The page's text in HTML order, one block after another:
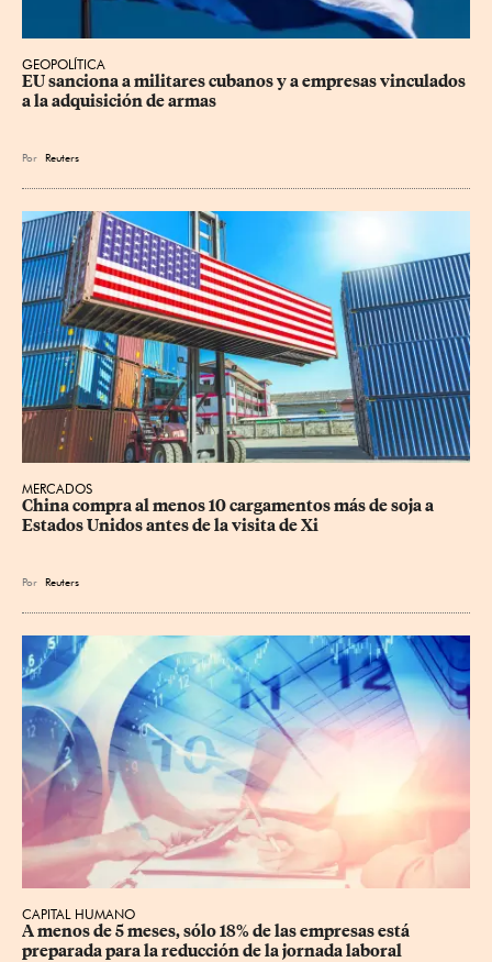
GEOPOLÍTICA
EU sanciona a militares cubanos y a empresas vinculados
a la adquisición de armas
Por Reuters
MERCADOS
China compra al menos 10 cargamentos más de soja a
Estados Unidos antes de la visita de Xi
Por Reuters
CAPITAL HUMANO
A menos de 5 meses, sólo 18% de las empresas está
preparada para la reducción de la jornada laboral